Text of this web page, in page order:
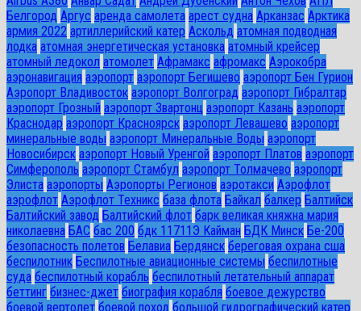
Белгород Аргус аренда самолета арест судна Арканзас Арктика
армия 2022 артиллерийский катер Аскольд атомная подводная
лодка атомная энергетическая установка атомный крейсер
атомный ледокол атомолет Афрамакс афромакс Аэрокобра
аэронавигация аэропорт аэропорт Бегишево аэропорт Бен Гурион
Аэропорт Владивосток аэропорт Волгоград аэропорт Гибралтар
аэропорт Грозный аэропорт Звартонц аэропорт Казань аэропорт
Краснодар аэропорт Красноярск аэропорт Левашево аэропорт
минеральные воды аэропорт Минеральные Воды аэропорт
Новосибирск аэропорт Новый Уренгой аэропорт Платов аэропорт
Симферополь аэропорт Стамбул аэропорт Толмачево аэропорт
Элиста аэропорты Аэропорты Регионов аэротакси Аэрофлот
аэрофлот Аэрофлот Техникс база флота Байкал балкер Балтийск
Балтийский завод Балтийский флот барк великая княжна мария
николаевна БАС бас 200 бдк 11711Э Кайман БДК Минск Бе-200
безопасность полетов Белавиа Бердянск береговая охрана сша
беспилотник Беспилотные авиационные системы беспилотные
суда беспилотный корабль беспилотный летательный аппарат
беттинг бизнес-джет биография корабля боевое дежурство
боевой вертолет боевой поход большой гидрографический катер